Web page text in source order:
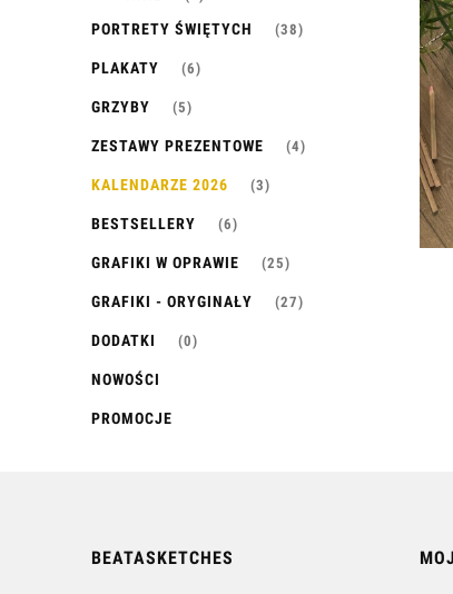
PORTRETY ŚWIĘTYCH (38)
PLAKATY (6)
GRZYBY (5)
ZESTAWY PREZENTOWE (4)
KALENDARZE 2026 (3)
BESTSELLERY (6)
GRAFIKI W OPRAWIE (25)
GRAFIKI - ORYGINAŁY (27)
DODATKI (0)
NOWOŚCI
PROMOCJE
BEATASKETCHES